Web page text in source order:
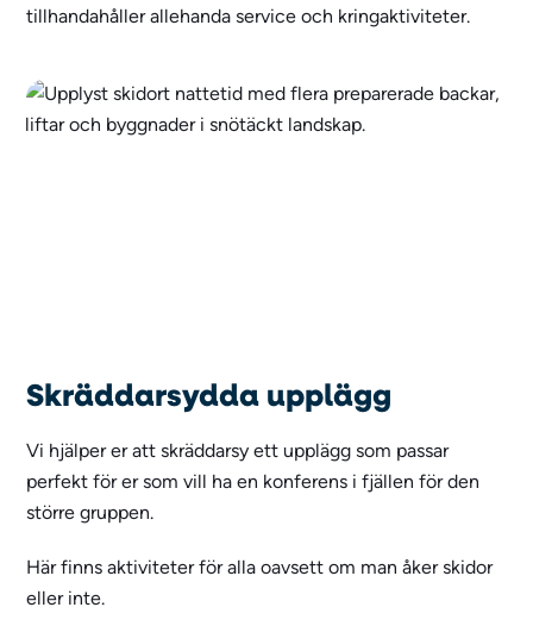
tillhandahåller allehanda service och kringaktiviteter.
Skräddarsydda upplägg
Vi hjälper er att skräddarsy ett upplägg som passar
perfekt för er som vill ha en konferens i fjällen för den
större gruppen.
Här finns aktiviteter för alla oavsett om man åker skidor
eller inte.